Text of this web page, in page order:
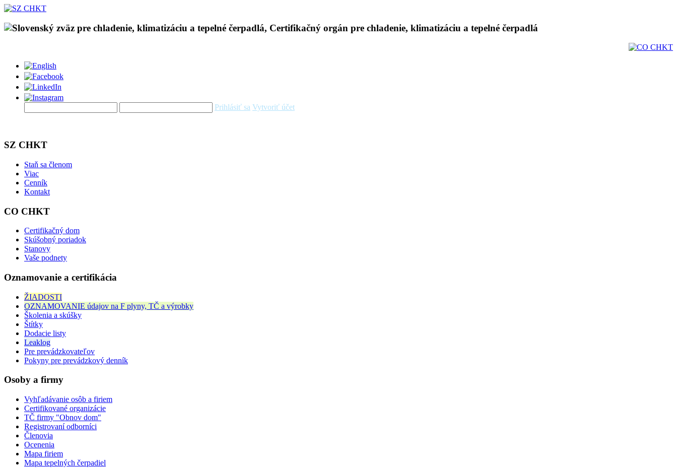
Prihlásiť sa Vytvoriť účet
SZ CHKT
Staň sa členom
Viac
Cenník
Kontakt
CO CHKT
Certifikačný dom
Skúšobný poriadok
Stanovy
Vaše podnety
Oznamovanie a certifikácia
ŽIADOSTI
OZNAMOVANIE údajov na F plyny, TČ a výrobky
Školenia a skúšky
Štítky
Dodacie listy
Leaklog
Pre prevádzkovateľov
Pokyny pre prevádzkový denník
Osoby a firmy
Vyhľadávanie osôb a firiem
Certifikované organizácie
TČ firmy "Obnov dom"
Registrovaní odborníci
Členovia
Ocenenia
Mapa firiem
Mapa tepelných čerpadiel